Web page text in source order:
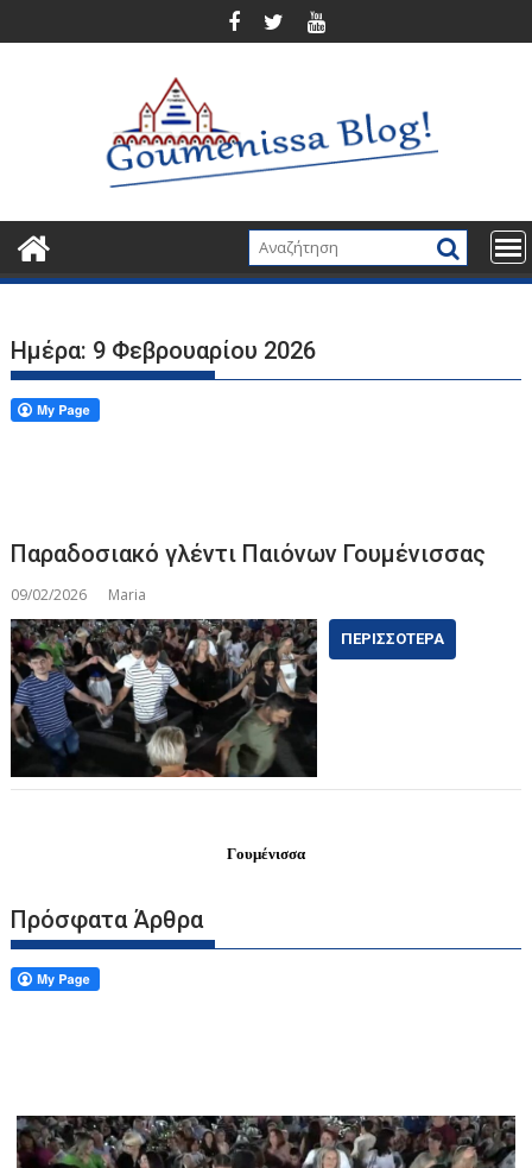
στο
Ημέρα: 9 Φεβρουαρίου 2026
Παραδοσιακό γλέντι Παιόνων Γουμένισσας
09/02/2026 Maria
ΠΕΡΙΣΣΌΤΕΡΑ
Γουμένισσα
Πρόσφατα Άρθρα